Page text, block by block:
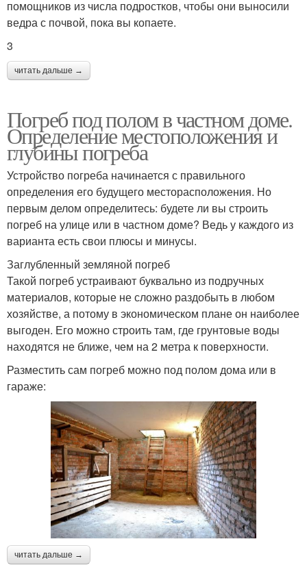
помощников из числа подростков, чтобы они выносили
ведра с почвой, пока вы копаете.
3
читать дальше →
Погреб под полом в частном доме.
Определение местоположения и
глубины погреба
Устройство погреба начинается с правильного
определения его будущего месторасположения. Но
первым делом определитесь: будете ли вы строить
погреб на улице или в частном доме? Ведь у каждого из
варианта есть свои плюсы и минусы.
Заглубленный земляной погреб
Такой погреб устраивают буквально из подручных
материалов, которые не сложно раздобыть в любом
хозяйстве, а потому в экономическом плане он наиболее
выгоден. Его можно строить там, где грунтовые воды
находятся не ближе, чем на 2 метра к поверхности.
Разместить сам погреб можно под полом дома или в
гараже:
читать дальше →